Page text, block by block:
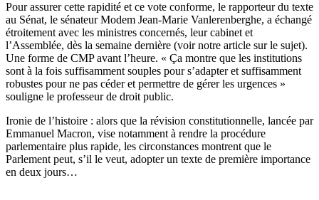
Pour assurer cette rapidité et ce vote conforme, le rapporteur du texte
au Sénat, le sénateur Modem Jean-Marie Vanlerenberghe, a échangé
étroitement avec les ministres concernés, leur cabinet et
l’Assemblée, dès la semaine dernière (voir notre article sur le sujet).
Une forme de CMP avant l’heure. « Ça montre que les institutions
sont à la fois suffisamment souples pour s’adapter et suffisamment
robustes pour ne pas céder et permettre de gérer les urgences »
souligne le professeur de droit public.
Ironie de l’histoire : alors que la révision constitutionnelle, lancée par
Emmanuel Macron, vise notamment à rendre la procédure
parlementaire plus rapide, les circonstances montrent que le
Parlement peut, s’il le veut, adopter un texte de première importance
en deux jours…